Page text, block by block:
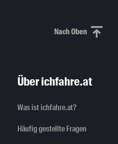
Nach ObenNach oben
Über ichfahre.at
Was ist ichfahre.at?
Häufig gestellte Fragen